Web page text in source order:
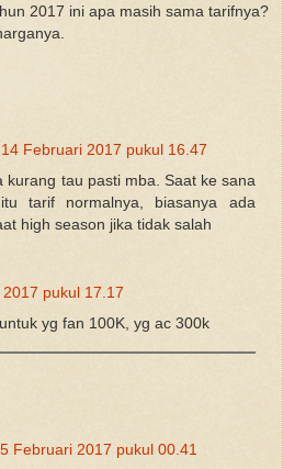
2017 ini apa masih sama tarifnya?
14 Februari 2017 pukul 16.47
kurang tau pasti mba. Saat ke sana
tarif normalnya, biasanya ada
high season jika tidak salah
pukul 17.17
yg fan 100K, yg ac 300k
Februari 2017 pukul 00.41